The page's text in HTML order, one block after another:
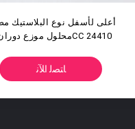
غسول اليد كريم غسول
البلاستيك المعاد تدويرها
ﺎﺘﺼﻟ ﺍﻶﻧ